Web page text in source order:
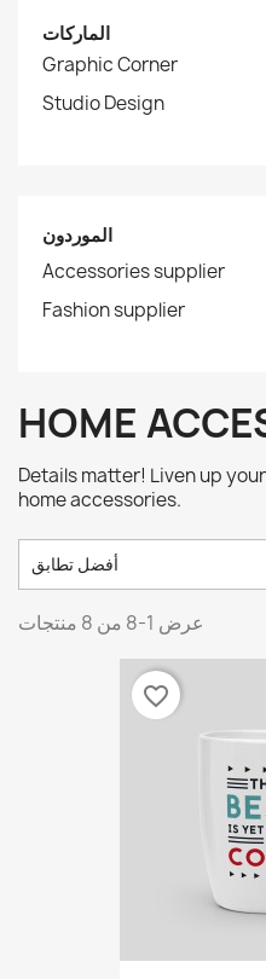
الماركات
Graphic Corner
Studio Design
الموردون
Accessories supplier
Fashion supplier
HOME
Details matter! Liven up
home accessories.
أفضل تطابق
عرض 1-8 من 8 منتجات
favorite_border